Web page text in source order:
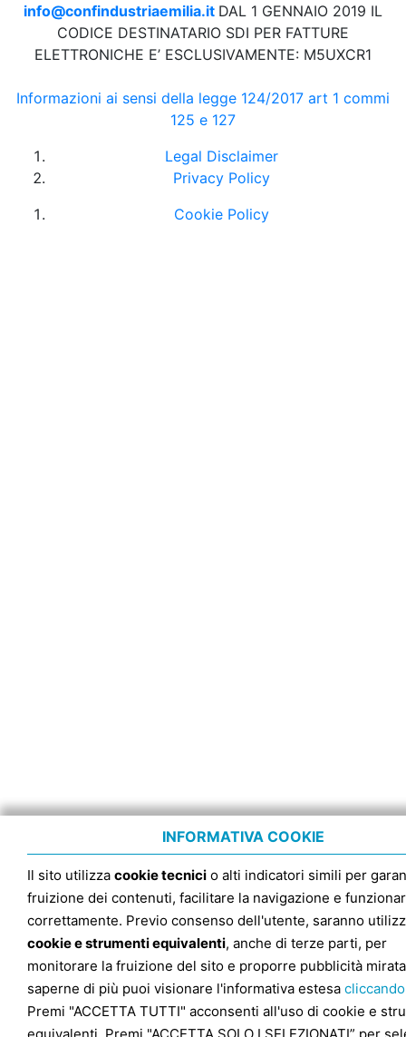
info@confindustriaemilia.it DAL 1 GENNAIO 2019 IL
CODICE DESTINATARIO SDI PER FATTURE
ELETTRONICHE E’ ESCLUSIVAMENTE: M5UXCR1
Informazioni ai sensi della legge 124/2017 art 1 commi
125 e 127
Legal Disclaimer
Privacy Policy
Cookie Policy
INFORMATIVA COOKIE
Il sito utilizza cookie tecnici o alti indicatori simili per
fruizione dei contenuti, facilitare la navigazione e
correttamente. Previo consenso dell'utente, saranno
cookie e strumenti equivalenti, anche di terze parti, per
monitorare la fruizione del sito e proporre pubblicità
saperne di più puoi visionare l'informativa estesa
Premi "ACCETTA TUTTI" acconsenti all'uso di cookie e